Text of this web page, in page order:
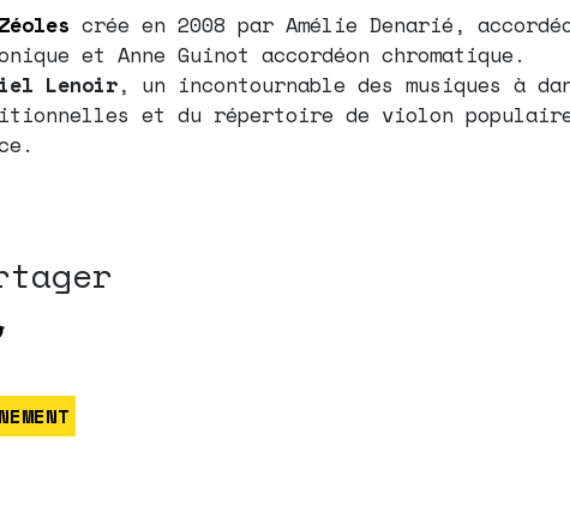
crée en 2008 par Amélie Denarié,
et Anne Guinot accordéon chromatique.
Lenoir, un incontournable des musiques à
et du répertoire de violon